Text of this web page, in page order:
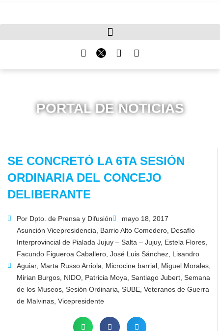
PORTAL DE NOTICIAS
SE CONCRETÓ LA 6TA SESIÓN
ORDINARIA DEL CONCEJO
DELIBERANTE
Por Dpto. de Prensa y Difusión
mayo 18, 2017
Asunción Vicepresidencia
Barrio Alto Comedero Desafío
Interprovincial de Pialada Jujuy – Salta – Jujuy, Estela Flores
Facundo Figueroa Caballero José Luis Sánchez Lisandro
Aguiar, Marta Russo Arriola Microcine barrial Miguel Morales
Mirian Burgos NIDO Patricia Moya Santiago Jubert Semana
de los Museos Sesión Ordinaria SUBE Veteranos de Guerra
de Malvinas Vicepresidente